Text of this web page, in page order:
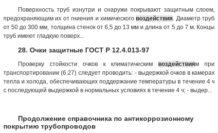
Поверхность труб изнутри и снаружи покрывают защитным слоем,
предохраняющим их от гниения и химическоговоздействия . Диаметр труб
от 50 до 300 мм, толщина стенок от 6,5 до 13 мм и длина от 5 до 7 м. Концы
труб имеют гладкую поверх...
28. Очки защитные ГОСТ Р 12.4.013-97
Проверку стойкости очков к климатическим воздействиям при
транспортировании (6.27) следует проводить: - выдержкой очков в камерах
тепла и холода, обеспечивающих поддержание температуры в течение 4 ч
с последующей выдержкой в нормальных условиях в течение 4 ч; - выдер...
Продолжение справочника по антикоррозионному
покрытию трубопроводов